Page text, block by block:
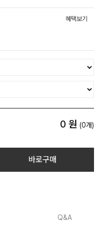
혜택보기
0 원 (0개)
바로구매
Q&A